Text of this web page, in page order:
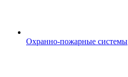
Охранно-пожарные системы